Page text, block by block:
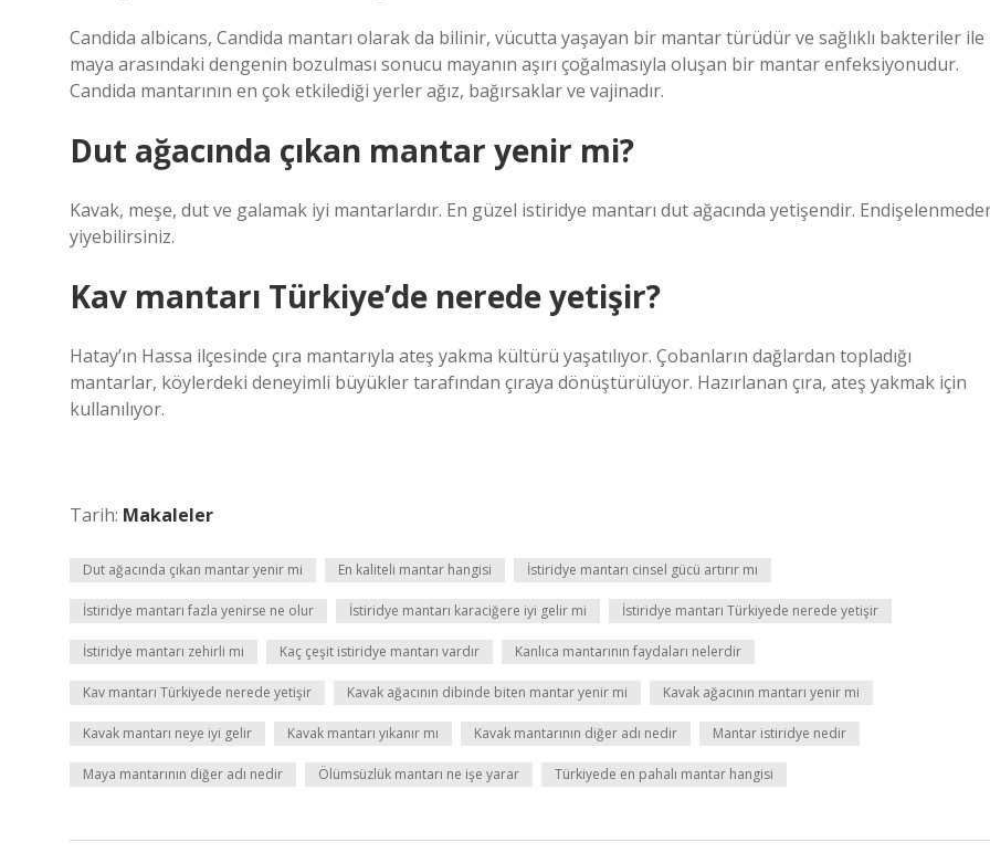
Candida albicans, Candida mantarı olarak da bilinir, vücutta yaşayan bir mantar türüdür ve sağlıklı bakteriler ile
maya arasındaki dengenin bozulması sonucu mayanın aşırı çoğalmasıyla oluşan bir mantar enfeksiyonudur.
Candida mantarının en çok etkilediği yerler ağız, bağırsaklar ve vajinadır.
Dut ağacında çıkan mantar yenir mi?
Kavak, meşe, dut ve galamak iyi mantarlardır. En güzel istiridye mantarı dut ağacında yetişendir.
yiyebilirsiniz.
Kav mantarı Türkiye’de nerede yetişir?
Hatay’ın Hassa ilçesinde çıra mantarıyla ateş yakma kültürü yaşatılıyor. Çobanların dağlardan topladığı
mantarlar, köylerdeki deneyimli büyükler tarafından çıraya dönüştürülüyor. Hazırlanan çıra, ateş yakmak için
kullanılıyor.
Tarih: Makaleler
Dut ağacında çıkan mantar yenir mi En kaliteli mantar hangisi İstiridye mantarı cinsel gücü artırır mı
İstiridye mantarı fazla yenirse ne olur İstiridye mantarı karaciğere iyi gelir mi İstiridye mantarı Türkiyede nerede yetişir
İstiridye mantarı zehirli mi Kaç çeşit istiridye mantarı vardır Kanlıca mantarının faydaları nelerdir
Kav mantarı Türkiyede nerede yetişir Kavak ağacının dibinde biten mantar yenir mi Kavak ağacının mantarı yenir mi
Kavak mantarı neye iyi gelir Kavak mantarı yıkanır mı Kavak mantarının diğer adı nedir Mantar istiridye nedir
Maya mantarının diğer adı nedir Ölümsüzlük mantarı ne işe yarar Türkiyede en pahalı mantar hangisi